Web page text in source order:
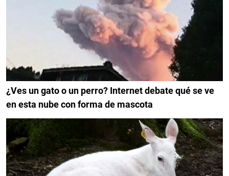
¿Ves un gato o un perro? Internet debate qué se ve
en esta nube con forma de mascota